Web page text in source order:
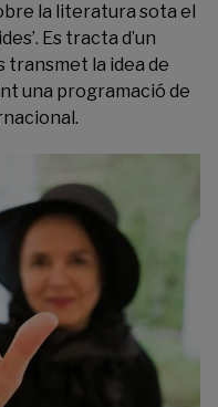
la literatura sota el
Es tracta d’un
la idea de
una programació de